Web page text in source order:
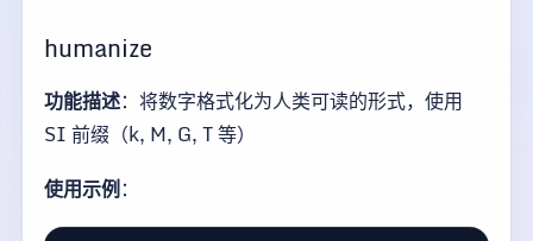
humanize
功能描述：将数字格式化为人类可读的形式，使用
SI 前缀（k, M, G, T 等）
使用示例：